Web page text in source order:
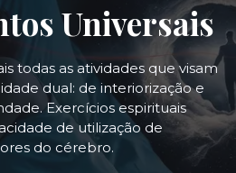
Universais
todas as atividades que visam
dual: de interiorização e
Exercícios espirituais
de utilização de
do cérebro.